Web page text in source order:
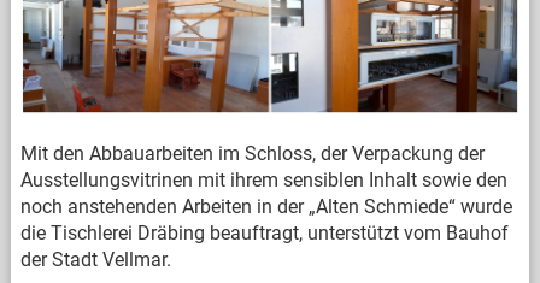
Mit den Abbauarbeiten im Schloss, der Verpackung der
Ausstellungsvitrinen mit ihrem sensiblen Inhalt sowie den
noch anstehenden Arbeiten in der „Alten Schmiede“ wurde
die Tischlerei Dräbing beauftragt, unterstützt vom Bauhof
der Stadt Vellmar.